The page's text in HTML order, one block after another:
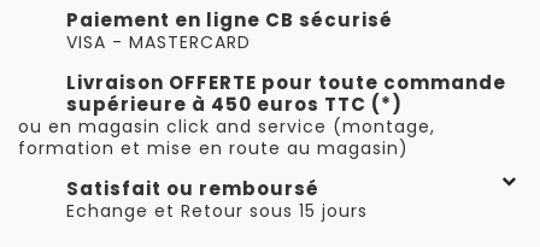
Paiement en ligne CB sécurisé
VISA - MASTERCARD
Livraison OFFERTE pour toute commande
supérieure à 450 euros TTC (*)
ou en magasin click and service (montage,
formation et mise en route au magasin)
Satisfait ou remboursé
Echange et Retour sous 15 jours